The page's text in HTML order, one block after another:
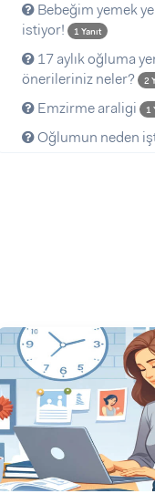
Bebeğim yemek
istiyor!
1 Yanıt
17 aylık oğluma
önerileriniz neler?
2
Emzirme araligi 1
Oğlumun neden